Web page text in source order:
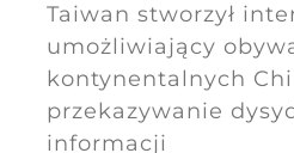
Taiwan stworzył
umożliwiający
kontynentalnych
przekazywanie
informacji